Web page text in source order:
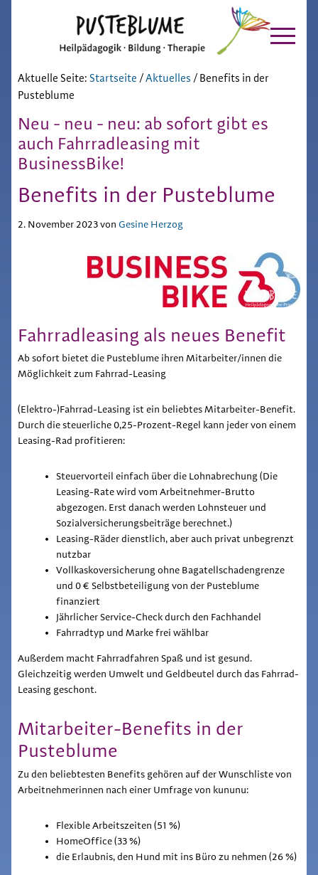
Hauptnavigation
content
Pusteblume
Chiemgau
Aktuelle Seite: Startseite /Aktuelles /Benefits in der
Pusteblume
Benefits in der Pusteblume
Neu - neu - neu: ab sofort gibt es
auch Fahrradleasing mit
BusinessBike!
2. November 2023von Gesine Herzog
Fahrradleasing als neues Benefit
Ab sofort bietet die Pusteblume ihren Mitarbeiter/innen die
Möglichkeit zum Fahrrad-Leasing
(Elektro-)Fahrrad-Leasing ist ein beliebtes Mitarbeiter-Benefit.
Durch die steuerliche 0,25-Prozent-Regel kann jeder von einem
Leasing-Rad profitieren:
Steuervorteil einfach über die Lohnabrechung (Die
Leasing-Rate wird vom Arbeitnehmer-Brutto
abgezogen. Erst danach werden Lohnsteuer und
Sozialversicherungsbeiträge berechnet.)
Leasing-Räder dienstlich, aber auch privat unbegrenzt
nutzbar
Vollkaskoversicherung ohne Bagatellschadengrenze
und 0 € Selbstbeteiligung von der Pusteblume
finanziert
Jährlicher Service-Check durch den Fachhandel
Fahrradtyp und Marke frei wählbar
Außerdem macht Fahrradfahren Spaß und ist gesund.
Gleichzeitig werden Umwelt und Geldbeutel durch das Fahrrad-
Leasing geschont.
Mitarbeiter-Benefits in der
Pusteblume
Zu den beliebtesten Benefits gehören auf der Wunschliste von
Arbeitnehmerinnen nach einer Umfrage von kununu:
Flexible Arbeitszeiten (51 %)
HomeOffice (33 %)
die Erlaubnis, den Hund mit ins Büro zu nehmen (26 %)